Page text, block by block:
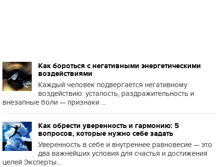
Как бороться с негативными энергетическими
воздействиями
Каждый человек подвергается негативному
воздействию: усталость, раздражительность и
внезапные боли — признаки ...
Как обрести уверенность и гармонию: 5
вопросов, которые нужно себе задать
Уверенность в себе и внутреннее равновесие — это
два важнейших условия для счастья и достижения
целей Эксперты...